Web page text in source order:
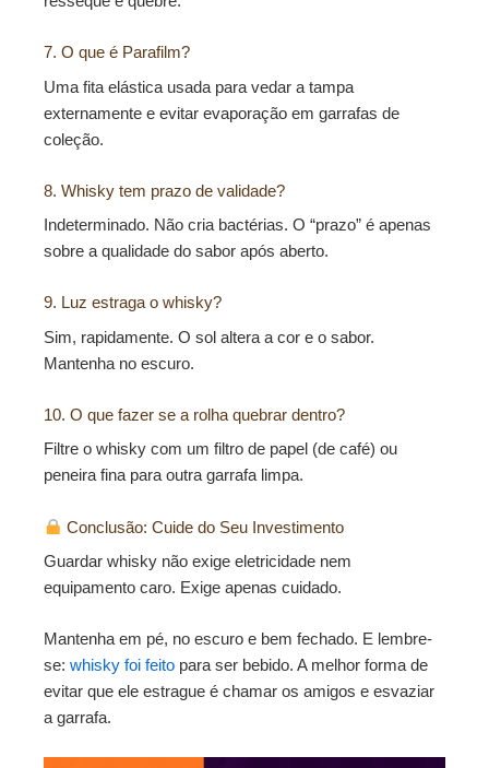
7. O que é Parafilm?
Uma fita elástica usada para vedar a tampa
externamente e evitar evaporação em garrafas de
coleção.
8. Whisky tem prazo de validade?
Indeterminado. Não cria bactérias. O “prazo” é apenas
sobre a qualidade do sabor após aberto.
9. Luz estraga o whisky?
Sim, rapidamente. O sol altera a cor e o sabor.
Mantenha no escuro.
10. O que fazer se a rolha quebrar dentro?
Filtre o whisky com um filtro de papel (de café) ou
peneira fina para outra garrafa limpa.
Conclusão: Cuide do Seu Investimento
Guardar whisky não exige eletricidade nem
equipamento caro. Exige apenas cuidado.
Mantenha em pé, no escuro e bem fechado. E lembre-
se: whisky foi feito para ser bebido. A melhor forma de
evitar que ele estrague é chamar os amigos e esvaziar
a garrafa.